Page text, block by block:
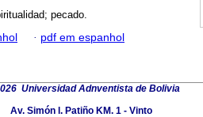
pecado.
· pdf em espanhol
Universidad Adnventista de Bolivia
Av. Simón l. Patiño KM. 1 - Vinto